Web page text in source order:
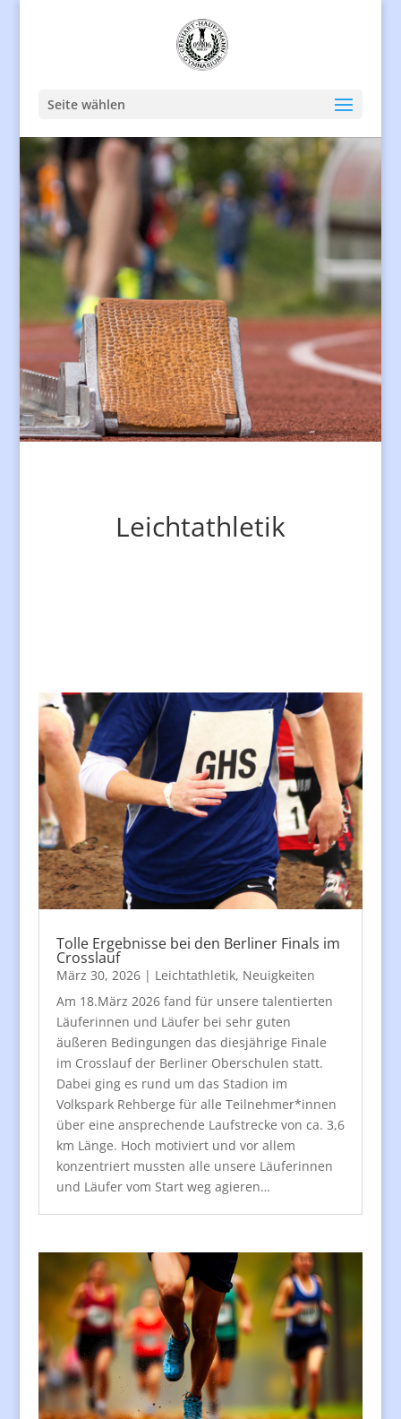
Seite wählen
Leichtathletik
Tolle Ergebnisse bei den Berliner Finals im
Crosslauf
März 30, 2026| Leichtathletik, Neuigkeiten
Am 18.März 2026 fand für unsere talentierten
Läuferinnen und Läufer bei sehr guten
äußeren Bedingungen das diesjährige Finale
im Crosslauf der Berliner Oberschulen statt.
Dabei ging es rund um das Stadion im
Volkspark Rehberge für alle Teilnehmer*innen
über eine ansprechende Laufstrecke von ca. 3,6
km Länge. Hoch motiviert und vor allem
konzentriert mussten alle unsere Läuferinnen
und Läufer vom Start weg agieren…